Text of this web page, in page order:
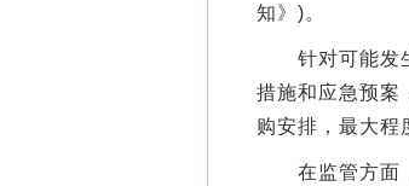
知》)。
针对可能发生
措施和应急预案
购安排，最大程
在监管方面，